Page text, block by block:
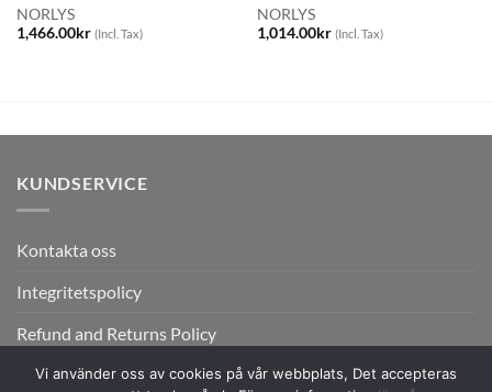
NORLYS
1,466.00kr (Incl. Tax)
NORLYS
1,014.00kr (Incl. Tax)
KUNDSERVICE
Kontakta oss
Integritetspolicy
Refund and Returns Policy
Vi använder oss av cookies på vår webbplats, Det accepteras